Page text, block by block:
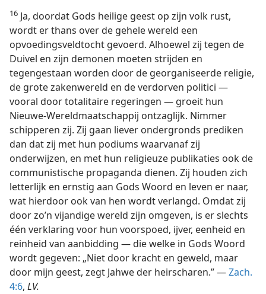
16 Ja, doordat Gods heilige geest op zijn volk rust,
wordt er thans over de gehele wereld een
opvoedingsveldtocht gevoerd. Alhoewel zij tegen de
Duivel en zijn demonen moeten strijden en
tegengestaan worden door de georganiseerde religie,
de grote zakenwereld en de verdorven politici —
vooral door totalitaire regeringen — groeit hun
Nieuwe-Wereldmaatschappij ontzaglijk. Nimmer
schipperen zij. Zij gaan liever ondergronds prediken
dan dat zij met hun podiums waarvanaf zij
onderwijzen, en met hun religieuze publikaties ook de
communistische propaganda dienen. Zij houden zich
letterlijk en ernstig aan Gods Woord en leven er naar,
wat hierdoor ook van hen wordt verlangd. Omdat zij
door zo’n vijandige wereld zijn omgeven, is er slechts
één verklaring voor hun voorspoed, ijver, eenheid en
reinheid van aanbidding — die welke in Gods Woord
wordt gegeven: „Niet door kracht en geweld, maar
door mijn geest, zegt Jahwe der heirscharen.” —Zach.
4:6, LV.